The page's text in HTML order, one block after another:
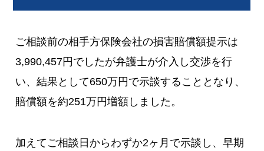
ご相談前の相手方保険会社の損害賠償額提示は
3,990,457円でしたが弁護士が介入し交渉を行
い、結果として650万円で示談することとなり、
賠償額を約251万円増額しました。
加えてご相談日からわずか2ヶ月で示談し、早期